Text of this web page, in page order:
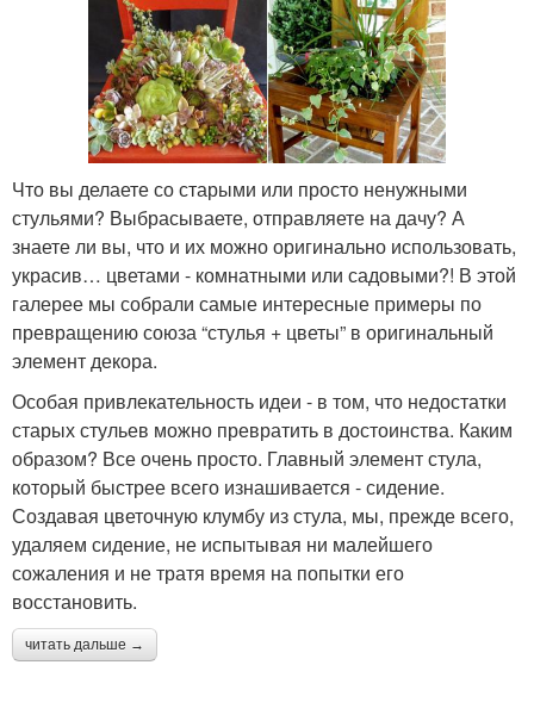
Что вы делаете со старыми или просто ненужными
стульями? Выбрасываете, отправляете на дачу? А
знаете ли вы, что и их можно оригинально использовать,
украсив… цветами - комнатными или садовыми?! В этой
галерее мы собрали самые интересные примеры по
превращению союза “стулья + цветы” в оригинальный
элемент декора.
Особая привлекательность идеи - в том, что недостатки
старых стульев можно превратить в достоинства. Каким
образом? Все очень просто. Главный элемент стула,
который быстрее всего изнашивается - сидение.
Создавая цветочную клумбу из стула, мы, прежде всего,
удаляем сидение, не испытывая ни малейшего
сожаления и не тратя время на попытки его
восстановить.
читать дальше →